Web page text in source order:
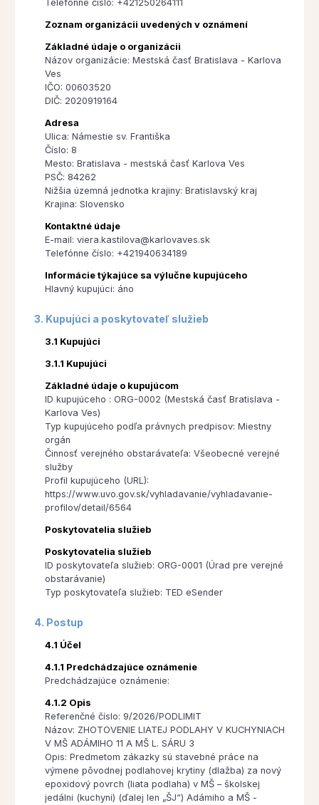
Telefónne číslo: +421250264111
Zoznam organizácii uvedených v oznámení
Základné údaje o organizácii
Názov organizácie: Mestská časť Bratislava - Karlova
Ves
IČO: 00603520
DIČ: 2020919164
Adresa
Ulica: Námestie sv. Františka
Číslo: 8
Mesto: Bratislava - mestská časť Karlova Ves
PSČ: 84262
Nižšia územná jednotka krajiny: Bratislavský kraj
Krajina: Slovensko
Kontaktné údaje
E-mail: viera.kastilova@karlovaves.sk
Telefónne číslo: +421940634189
Informácie týkajúce sa výlučne kupujúceho
Hlavný kupujúci: áno
3. Kupujúci a poskytovateľ služieb
3.1 Kupujúci
3.1.1 Kupujúci
Základné údaje o kupujúcom
ID kupujúceho : ORG-0002 (Mestská časť Bratislava -
Karlova Ves)
Typ kupujúceho podľa právnych predpisov: Miestny
orgán
Činnosť verejného obstarávateľa: Všeobecné verejné
služby
Profil kupujúceho (URL):
https://www.uvo.gov.sk/vyhladavanie/vyhladavanie-
profilov/detail/6564
Poskytovatelia služieb
Poskytovatelia služieb
ID poskytovateľa služieb: ORG-0001 (Úrad pre verejné
obstarávanie)
Typ poskytovateľa služieb: TED eSender
4. Postup
4.1 Účel
4.1.1 Predchádzajúce oznámenie
Predchádzajúce oznámenie:
4.1.2 Opis
Referenčné číslo: 9/2026/PODLIMIT
Názov: ZHOTOVENIE LIATEJ PODLAHY V KUCHYNIACH
V MŠ ADÁMIHO 11 A MŠ L. SÁRU 3
Opis: Predmetom zákazky sú stavebné práce na
výmene pôvodnej podlahovej krytiny (dlažba) za nový
epoxidový povrch (liata podlaha) v MŠ – školskej
jedálni (kuchyni) (ďalej len „ŠJ“) Adámiho a MŠ -